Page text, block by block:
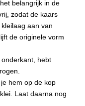
belangrijk in de
zodat de kaars
aan van
de originele vorm
hebt
hem op de kop
Laat daarna nog